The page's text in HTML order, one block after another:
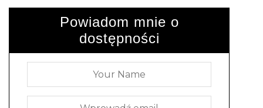
Powiadom mnie o
dostępności